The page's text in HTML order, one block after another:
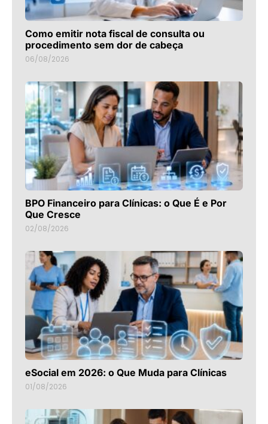
Como emitir nota fiscal de consulta ou
procedimento sem dor de cabeça
06/08/2026
BPO Financeiro para Clínicas: o Que É e Por
Que Cresce
02/08/2026
eSocial em 2026: o Que Muda para Clínicas
01/08/2026